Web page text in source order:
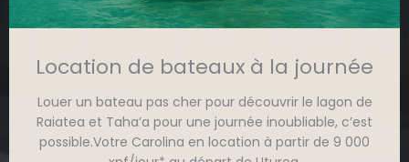
Location de bateaux à la journée
Louer un bateau pas cher pour découvrir le lagon de
Raiatea et Taha’a pour une journée inoubliable, c’est
possible.Votre Carolina en location à partir de 9 000